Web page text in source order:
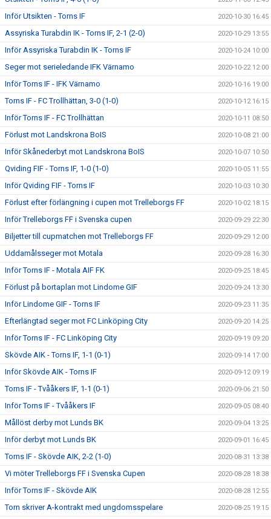
Inför Utsikten - Torns IF 2020-10-30 16:45
Assyriska Turabdin IK - Torns IF, 2-1 (2-0) 2020-10-29 13:55
Inför Assyriska Turabdin IK - Torns IF 2020-10-24 10:00
Seger mot serieledande IFK Värnamo 2020-10-22 12:00
Inför Torns IF - IFK Värnamo 2020-10-16 19:00
Torns IF - FC Trollhättan, 3-0 (1-0) 2020-10-12 16:15
Inför Torns IF - FC Trollhättan 2020-10-11 08:50
Förlust mot Landskrona BoIS 2020-10-08 21:00
Inför Skånederbyt mot Landskrona BoIS 2020-10-07 10:50
Qviding FIF - Torns IF, 1-0 (1-0) 2020-10-05 11:55
Inför Qviding FIF - Torns IF 2020-10-03 10:30
Förlust efter förlängning i cupen mot Trelleborgs FF 2020-10-02 18:15
Inför Trelleborgs FF i Svenska cupen 2020-09-29 22:30
Biljetter till cupmatchen mot Trelleborgs FF 2020-09-29 12:00
Uddamålsseger mot Motala 2020-09-28 16:30
Inför Torns IF - Motala AIF FK 2020-09-25 18:45
Förlust på bortaplan mot Lindome GIF 2020-09-24 13:30
Inför Lindome GIF - Torns IF 2020-09-23 11:35
Efterlängtad seger mot FC Linköping City 2020-09-20 14:25
Inför Torns IF - FC Linköping City 2020-09-19 09:20
Skövde AIK - Torns IF, 1-1 (0-1) 2020-09-14 17:00
Inför Skövde AIK - Torns IF 2020-09-12 09:19
Torns IF - Tvååkers IF, 1-1 (0-1) 2020-09-06 21:50
Inför Torns IF - Tvååkers IF 2020-09-05 08:40
Mållöst derby mot Lunds BK 2020-09-04 13:25
Inför derbyt mot Lunds BK 2020-09-01 16:45
Torns IF - Skövde AIK, 2-2 (1-0) 2020-08-31 13:38
Vi möter Trelleborgs FF i Svenska Cupen 2020-08-28 18:38
Inför Torns IF - Skövde AIK 2020-08-28 12:55
Torn skriver A-kontrakt med ungdomsspelare 2020-08-25 19:15